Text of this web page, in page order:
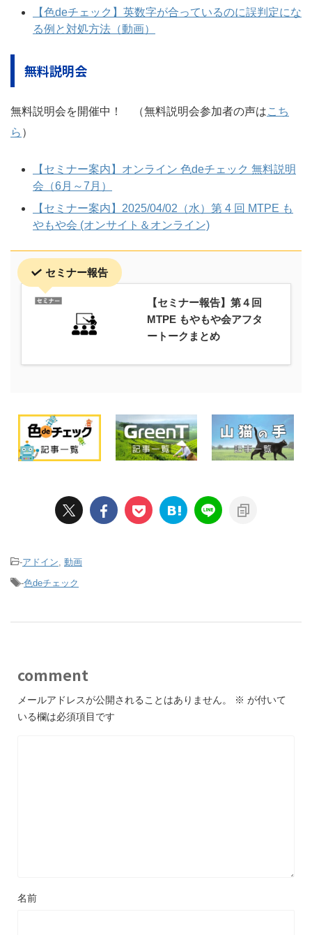
【色deチェック】英数字が合っているのに誤判定にな
る例と対処方法（動画）
無料説明会
無料説明会を開催中！ （無料説明会参加者の声はこち
ら ）
【セミナー案内】オンライン 色deチェック 無料説明
会（6月～7月）
【セミナー案内】2025/04/02（水）第 4 回 MTPE も
やもや会 (オンサイト＆オンライン)
セミナー報告
【セミナー報告】第４回
MTPE もやもや会アフタ
ートークまとめ
-アドイン 動画
-色deチェック
comment
メールアドレスが公開されることはありません。 ※ が付いて
いる欄は必須項目です
名前